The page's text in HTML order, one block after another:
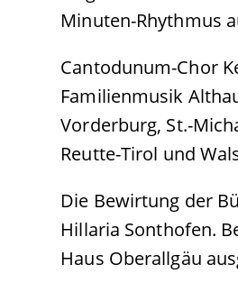
Minuten-Rhythmus
Cantodunum-Chor
Familienmusik
Vorderburg, St.-
Reutte-Tirol und
Die Bewirtung der
Hillaria Sonthofen.
Haus Oberallgäu